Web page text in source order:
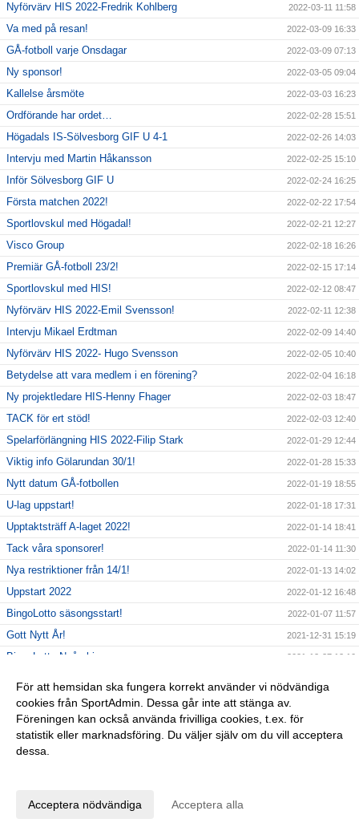
Nyförvärv HIS 2022-Fredrik Kohlberg 2022-03-11 11:58
Va med på resan! 2022-03-09 16:33
GÅ-fotboll varje Onsdagar 2022-03-09 07:13
Ny sponsor! 2022-03-05 09:04
Kallelse årsmöte 2022-03-03 16:23
Ordförande har ordet… 2022-02-28 15:51
Högadals IS-Sölvesborg GIF U 4-1 2022-02-26 14:03
Intervju med Martin Håkansson 2022-02-25 15:10
Inför Sölvesborg GIF U 2022-02-24 16:25
Första matchen 2022! 2022-02-22 17:54
Sportlovskul med Högadal! 2022-02-21 12:27
Visco Group 2022-02-18 16:26
Premiär GÅ-fotboll 23/2! 2022-02-15 17:14
Sportlovskul med HIS! 2022-02-12 08:47
Nyförvärv HIS 2022-Emil Svensson! 2022-02-11 12:38
Intervju Mikael Erdtman 2022-02-09 14:40
Nyförvärv HIS 2022- Hugo Svensson 2022-02-05 10:40
Betydelse att vara medlem i en förening? 2022-02-04 16:18
Ny projektledare HIS-Henny Fhager 2022-02-03 18:47
TACK för ert stöd! 2022-02-03 12:40
Spelarförlängning HIS 2022-Filip Stark 2022-01-29 12:44
Viktig info Gölarundan 30/1! 2022-01-28 15:33
Nytt datum GÅ-fotbollen 2022-01-19 18:55
U-lag uppstart! 2022-01-18 17:31
Upptaktsträff A-laget 2022! 2022-01-14 18:41
Tack våra sponsorer! 2022-01-14 11:30
Nya restriktioner från 14/1! 2022-01-13 14:02
Uppstart 2022 2022-01-12 16:48
BingoLotto säsongsstart! 2022-01-07 11:57
Gott Nytt År! 2021-12-31 15:19
BingoLotto Nyårsbingo 2021-12-27 12:10
Obs ingen Gölarunda 26/12! 2021-12-26 09:28
God Jul önskar HIS 2021-12-23 18:43
Sista dagen försäljning Uppesittarkvällen 2021-12-23 09:25
Nyförvärv HIS 2022-Sebastian Wikell
För att hemsidan ska fungera korrekt använder vi nödvändiga
cookies från SportAdmin. Dessa går inte att stänga av.
Föreningen kan också använda frivilliga cookies, t.ex. för
statistik eller marknadsföring. Du väljer själv om du vill acceptera
dessa.
Acceptera nödvändiga Acceptera alla